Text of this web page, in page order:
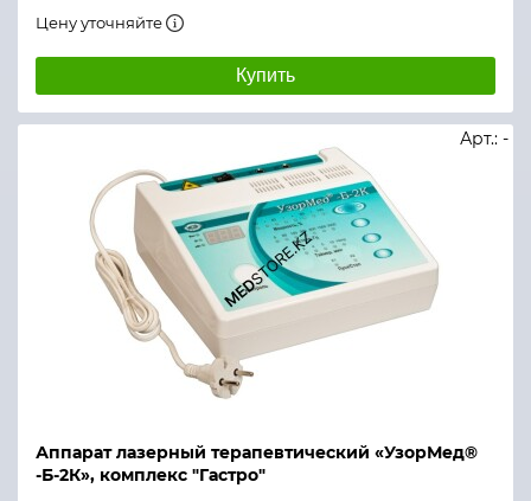
Цену уточняйте
Купить
Аппарат лазерный терапевтический «УзорМед®
-Б-2К», комплекс "Гастро"
Арт.: -